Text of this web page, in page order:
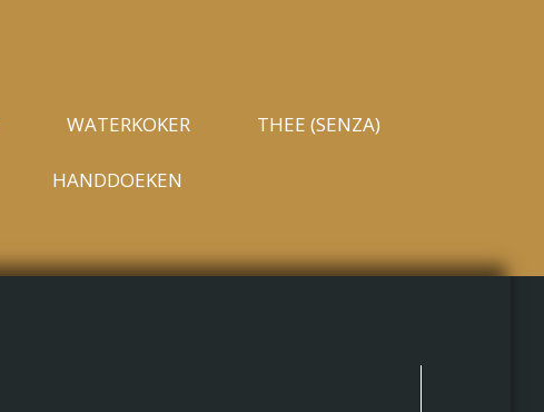
WATERKOKER THEE (SENZA)
HANDDOEKEN